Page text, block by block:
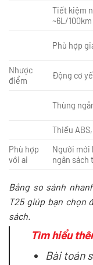
Tiết kiệm
~6L/100km
Phù hợp
Nhược
điểm
Động cơ
Thùng
Thiếu
Phù hợp
với ai
Người mới
ngân sách
Bảng so sánh
T25 giúp bạn chọn
sách.
Tìm hiểu
Bài toán